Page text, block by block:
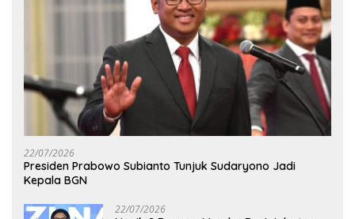
22/07/2026
Presiden Prabowo Subianto Tunjuk Sudaryono Jadi
Kepala BGN
22/07/2026